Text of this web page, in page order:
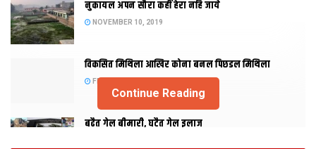
नुकायल अपन सौरा कहीं हेरा नहि जाये
NOVEMBER 10, 2019
विकसित मिथिला आखिर कोना बनल पिछडल मिथिला
FEBRUARY 23, 2019
बढैत गेल बीमारी, घटैत गेल इलाज
Continue Reading